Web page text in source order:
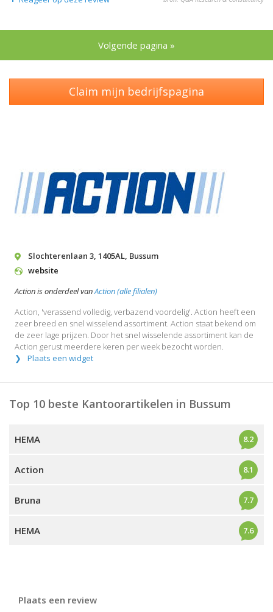
Volgende pagina »
Claim mijn bedrijfspagina
Slochterenlaan 3, 1405AL, Bussum
website
Action is onderdeel vanAction (alle filialen)
Action, 'verassend volledig, verbazend voordelig'. Action heeft een
zeer breed en snel wisselend assortiment. Action staat bekend om
de zeer lage prijzen. Door het snel wisselende assortiment kan de
Action gerust meerdere keren per week bezocht worden.
Plaats een widget
Top 10 beste Kantoorartikelen in Bussum
HEMA 8.2
Action 8.1
Bruna 7.7
HEMA 7.6
Plaats een review